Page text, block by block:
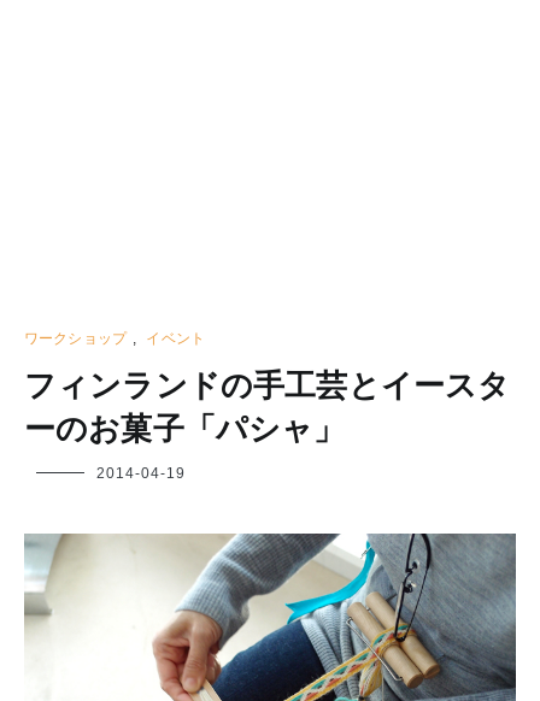
ワークショップ , イベント
フィンランドの手工芸とイースタ
ーのお菓子「パシャ」
フ
2014-04-19